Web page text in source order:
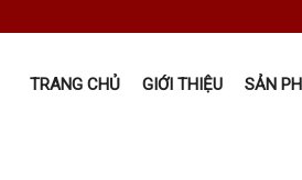
TRANG CHỦ GIỚI THIỆU SẢN